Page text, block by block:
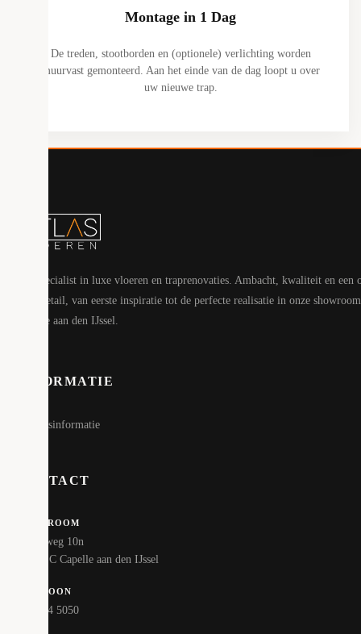
Montage in 1 Dag
De treden, stootborden en (optionele) verlichting worden
muurvast gemonteerd. Aan het einde van de dag loopt u over
uw nieuwe trap.
Uw specialist in luxe vloeren en traprenovaties. Ambacht, kwaliteit en een
voor detail, van eerste inspiratie tot de perfecte realisatie in onze
Capelle aan den IJssel.
INFORMATIE
Bedrijfsinformatie
CONTACT
SHOWROOM
Hoofdweg 10n
2908 LC Capelle aan den IJssel
TELEFOON
010 324 5050